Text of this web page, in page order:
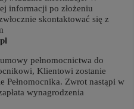
informacji po złożeniu
skontaktować się z
pełnomocnictwa do
Klientowi zostanie
Pełnomocnika. Zwrot nastąpi w
wynagrodzenia